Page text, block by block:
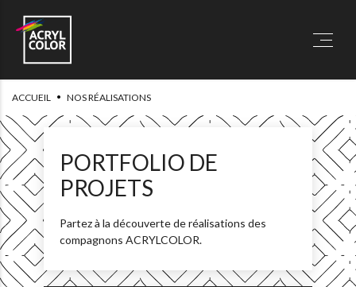
ACCUEIL • NOS RÉALISATIONS
PORTFOLIO DE
PROJETS
Partez à la découverte de réalisations des
compagnons ACRYLCOLOR.